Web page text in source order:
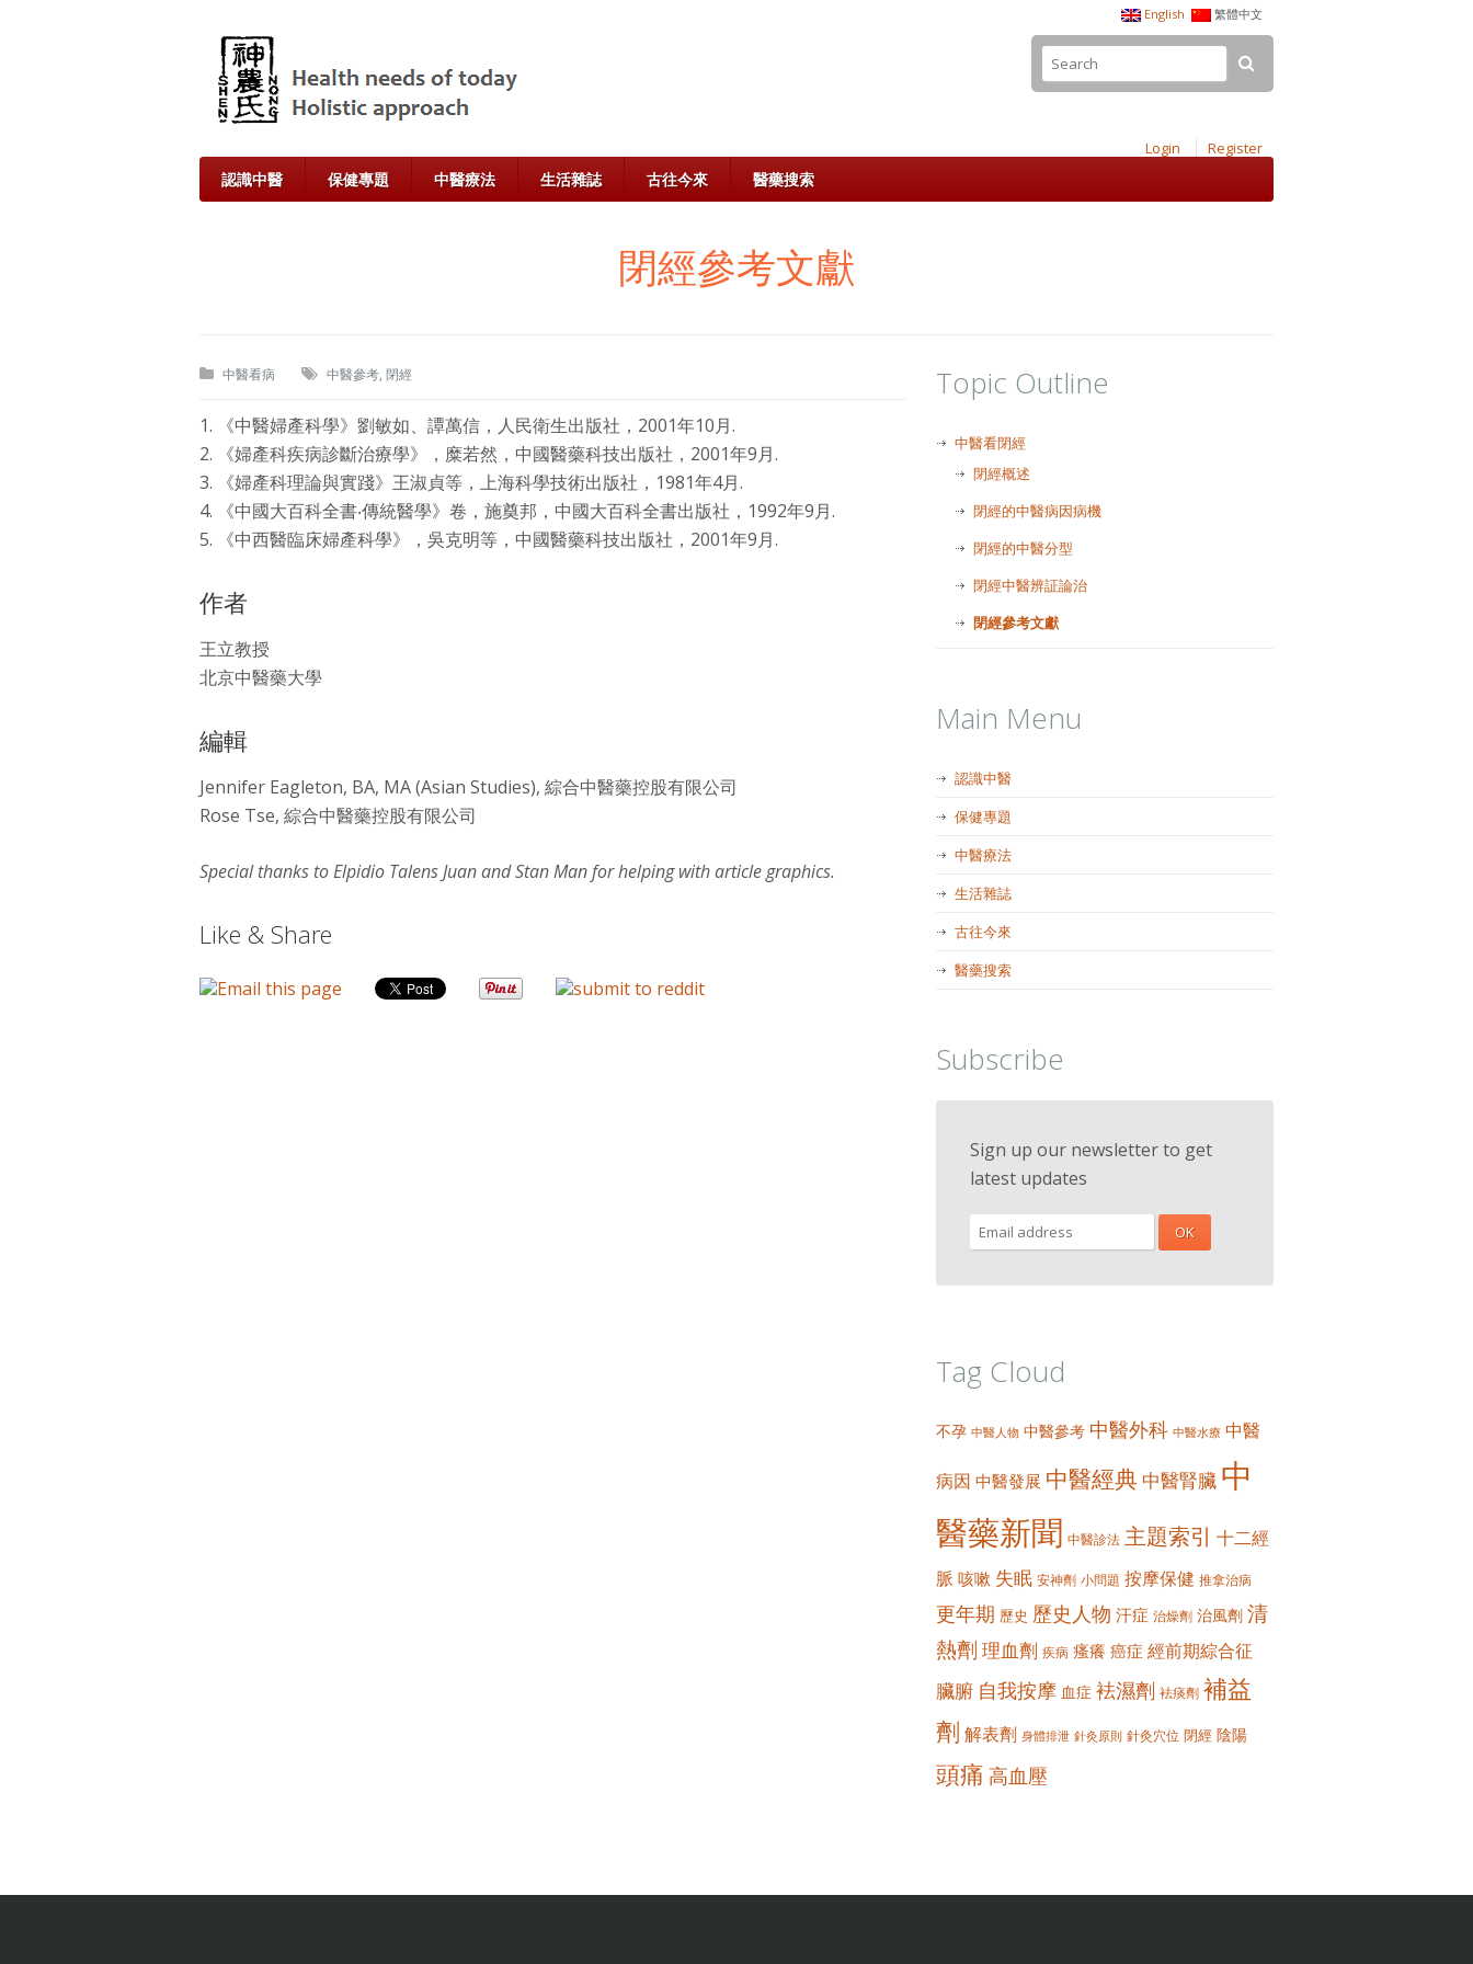
English 繁體中文
Login Register
認識中醫 保健專題 中醫療法 生活雜誌 古往今來 醫藥搜索
閉經參考文獻
中醫看病 中醫參考, 閉經
1. 《中醫婦產科學》劉敏如、譚萬信，人民衛生出版社，2001年10月.
2. 《婦產科疾病診斷治療學》，糜若然，中國醫藥科技出版社，2001年9月.
3. 《婦產科理論與實踐》王淑貞等，上海科學技術出版社，1981年4月.
4. 《中國大百科全書‧傳統醫學》卷，施奠邦，中國大百科全書出版社，1992年9月.
5. 《中西醫臨床婦產科學》，吳克明等，中國醫藥科技出版社，2001年9月.
作者
王立教授
北京中醫藥大學
編輯
Jennifer Eagleton, BA, MA (Asian Studies), 綜合中醫藥控股有限公司
Rose Tse, 綜合中醫藥控股有限公司
Special thanks to Elpidio Talens Juan and Stan Man for helping with article graphics.
Like & Share
Topic Outline
中醫看閉經
閉經概述
閉經的中醫病因病機
閉經的中醫分型
閉經中醫辨証論治
閉經參考文獻
Main Menu
認識中醫
保健專題
中醫療法
生活雜誌
古往今來
醫藥搜索
Subscribe
Sign up our newsletter to get
latest updates
Tag Cloud
不孕 中醫人物 中醫參考 中醫外科 中醫水療 中醫
病因 中醫發展 中醫經典 中醫腎臟 中
醫藥新聞 中醫診法 主題索引 十二經
脈 咳嗽 失眠 安神劑 小問題 按摩保健 推拿治病
更年期 歷史 歷史人物 汗症 治燥劑 治風劑 清
熱劑 理血劑 疾病 瘙癢 癌症 經前期綜合征
臟腑 自我按摩 血症 袪濕劑 袪痰劑 補益
劑 解表劑 身體排泄 針灸原則 針灸穴位 閉經 陰陽
頭痛 高血壓